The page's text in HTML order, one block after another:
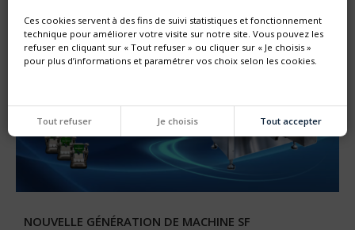
NOUVELLE GÉNÉRATION DE MACHINE SF
Ces cookies servent à des fins de suivi statistiques et fonctionnement
technique pour améliorer votre visite sur notre site. Vous pouvez les
refuser en cliquant sur « Tout refuser » ou cliquer sur « Je choisis »
pour plus d’informations et paramétrer vos choix selon les cookies.
Tout refuser Je choisis Tout accepter